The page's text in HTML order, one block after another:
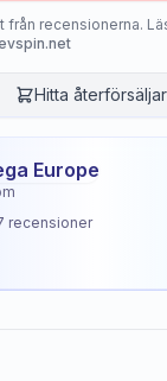
från recensionerna.
Hitta
Europe
recensioner